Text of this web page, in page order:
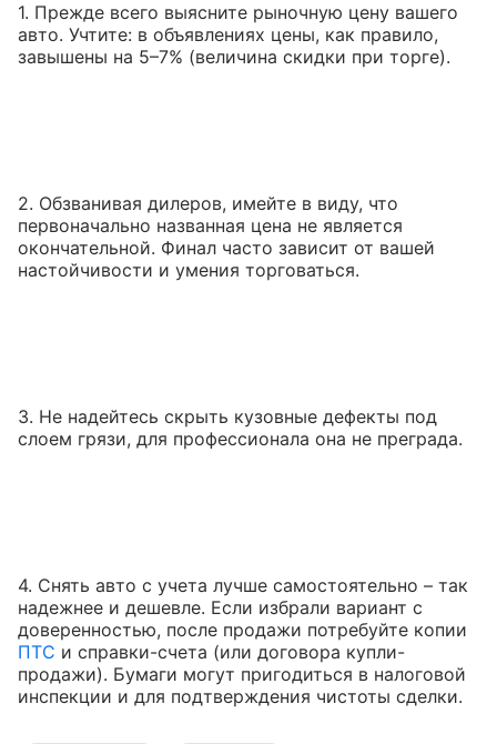
1. Прежде всего выясните рыночную цену вашего
авто. Учтите: в объявлениях цены, как правило,
завышены на 5–7% (величина скидки при торге).
2. Обзванивая дилеров, имейте в виду, что
первоначально названная цена не является
окончательной. Финал часто зависит от вашей
настойчивости и умения торговаться.
3. Не надейтесь скрыть кузовные дефекты под
слоем грязи, для профессионала она не преграда.
4. Снять авто с учета лучше самостоятельно – так
надежнее и дешевле. Если избрали вариант с
доверенностью, после продажи потребуйте копии
ПТС и справки-счета (или договора купли-
продажи). Бумаги могут пригодиться в налоговой
инспекции и для подтверждения чистоты сделки.